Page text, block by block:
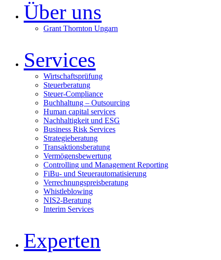
Über uns
Grant Thornton Ungarn
Services
Wirtschaftsprüfung
Steuerberatung
Steuer-Compliance
Buchhaltung – Outsourcing
Human capital services
Nachhaltigkeit und ESG
Business Risk Services
Strategieberatung
Transaktionsberatung
Vermögensbewertung
Controlling und Management Reporting
FiBu- und Steuerautomatisierung
Verrechnungspreisberatung
Whistleblowing
NIS2-Beratung
Interim Services
Experten